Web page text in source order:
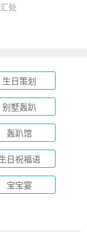
处
生日策划
别墅轰趴
轰趴馆
日祝福语
宝宝宴